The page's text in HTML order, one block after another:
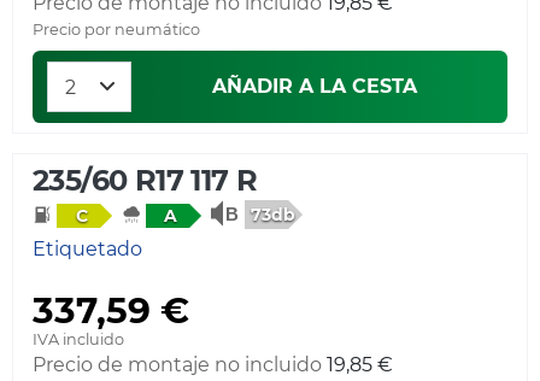
Precio por neumático
AÑADIR A LA CESTA
235/60 R17 117 R
C A 73db
Etiquetado
337,59 €
IVA incluido
Precio de montaje no incluido 19,85 €